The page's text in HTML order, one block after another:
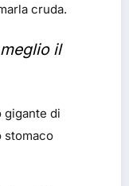
cruda.
il
gigante di
stomaco